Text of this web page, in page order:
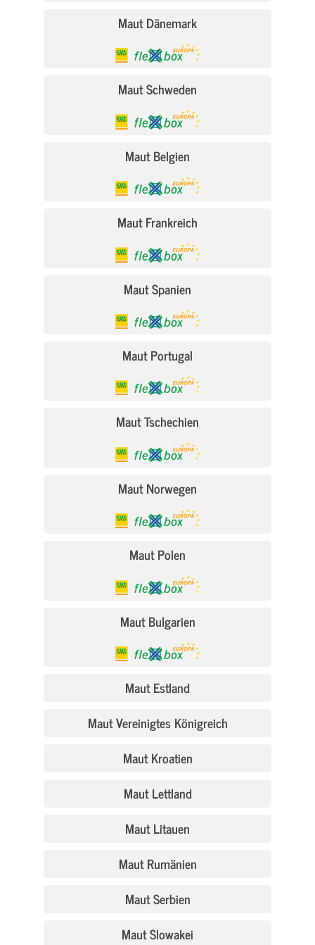
Maut Dänemark
Maut Schweden
Maut Belgien
Maut Frankreich
Maut Spanien
Maut Portugal
Maut Tschechien
Maut Norwegen
Maut Polen
Maut Bulgarien
Maut Estland
Maut Vereinigtes Königreich
Maut Kroatien
Maut Lettland
Maut Litauen
Maut Rumänien
Maut Serbien
Maut Slowakei